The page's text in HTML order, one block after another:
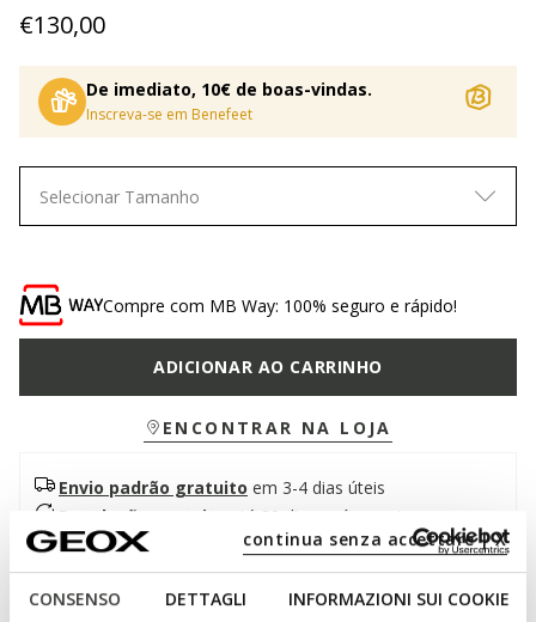
CONSENSO DETTAGLI INFORMAZIONI SUI COOKIE
continua senza accettare | X
€130,00
De imediato, 10€ de boas-vindas.
Inscreva-se em Benefeet
Selecionar Tamanho
Compre com MB Way: 100% seguro e rápido!
ADICIONAR AO CARRINHO
ENCONTRAR NA LOJA
Envio padrão gratuito em 3-4 dias úteis
Devolução gratuita
até 30 dias após a entrega
Descrição